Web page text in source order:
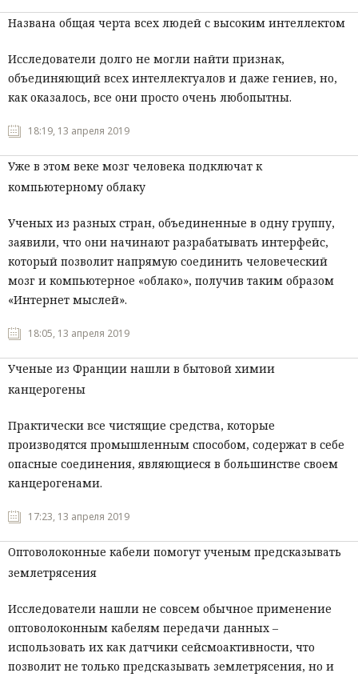
Названа общая черта всех людей с высоким интеллектом
Исследователи долго не могли найти признак,
объединяющий всех интеллектуалов и даже гениев, но,
как оказалось, все они просто очень любопытны.
18:19, 13 апреля 2019
Уже в этом веке мозг человека подключат к
компьютерному облаку
Ученых из разных стран, объединенные в одну группу,
заявили, что они начинают разрабатывать интерфейс,
который позволит напрямую соединить человеческий
мозг и компьютерное «облако», получив таким образом
«Интернет мыслей».
18:05, 13 апреля 2019
Ученые из Франции нашли в бытовой химии
канцерогены
Практически все чистящие средства, которые
производятся промышленным способом, содержат в себе
опасные соединения, являющиеся в большинстве своем
канцерогенами.
17:23, 13 апреля 2019
Оптоволоконные кабели помогут ученым предсказывать
землетрясения
Исследователи нашли не совсем обычное применение
оптоволоконным кабелям передачи данных –
использовать их как датчики сейсмоактивности, что
позволит не только предсказывать землетрясения, но и